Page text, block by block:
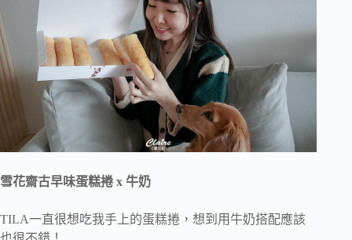
雪花齋古早味蛋糕捲 x 牛奶
TILA一直很想吃我手上的蛋糕捲，想到用牛奶搭配應該